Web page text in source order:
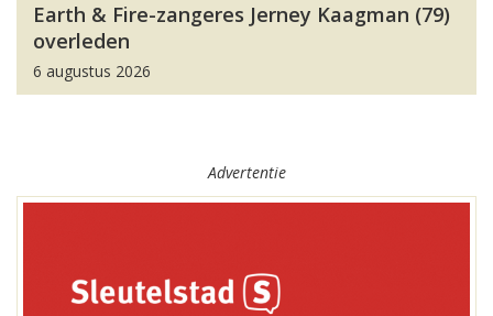
Earth & Fire-zangeres Jerney Kaagman (79)
overleden
6 augustus 2026
Advertentie